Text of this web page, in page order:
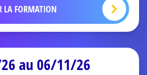
LA FORMATION
au 06/11/26